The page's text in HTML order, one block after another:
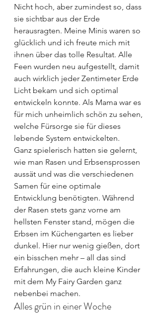
Nicht hoch, aber zumindest so, dass
sie sichtbar aus der Erde
herausragten. Meine Minis waren so
glücklich und ich freute mich mit
ihnen über das tolle Resultat. Alle
Feen wurden neu aufgestellt, damit
auch wirklich jeder Zentimeter Erde
Licht bekam und sich optimal
entwickeln konnte. Als Mama war es
für mich unheimlich schön zu sehen,
welche Fürsorge sie für dieses
lebende System entwickelten.
Ganz spielerisch hatten sie gelernt,
wie man Rasen und Erbsensprossen
aussät und was die verschiedenen
Samen für eine optimale
Entwicklung benötigten. Während
der Rasen stets ganz vorne am
hellsten Fenster stand, mögen die
Erbsen im Küchengarten es lieber
dunkel. Hier nur wenig gießen, dort
ein bisschen mehr – all das sind
Erfahrungen, die auch kleine Kinder
mit dem My Fairy Garden ganz
nebenbei machen.
Alles grün in einer Woche